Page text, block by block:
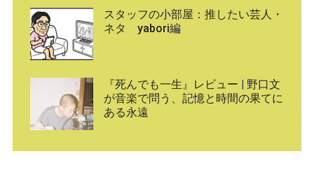
スタッフの小部屋：推したい芸人・
ネタ yabori編
『死んでも一生』レビュー | 野口文
が音楽で問う、記憶と時間の果てに
ある永遠